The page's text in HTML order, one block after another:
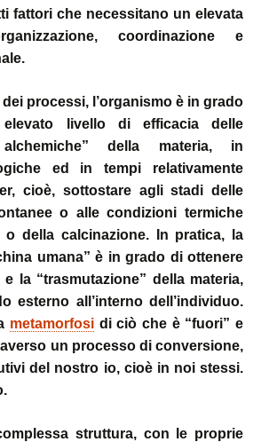
fattori che necessitano un elevata
coordinazione e
processi, l’organismo è in grado
livello di efficacia delle
alchemiche” della materia, in
ed in tempi relativamente
cioè, sottostare agli stadi delle
o alle condizioni termiche
o della calcinazione. In pratica, la
umana” è in grado di ottenere
e la “trasmutazione” della materia,
esterno all’interno dell’individuo.
metamorfosi di ciò che è “fuori” e
un processo di conversione,
del nostro io, cioè in noi stessi.
struttura, con le proprie